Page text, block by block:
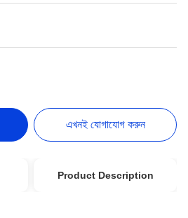
এখনই যোগাযোগ করুন
Product Description